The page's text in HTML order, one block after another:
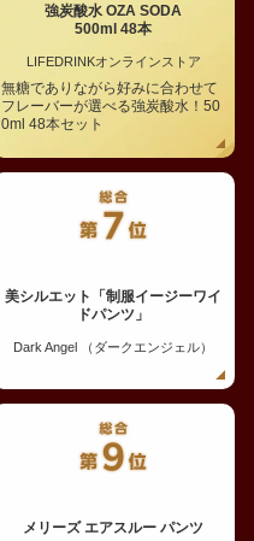
強炭酸水 OZA SODA
500ml 48本
LIFEDRINKオンラインストア
無糖でありながら好みに合わせて
フレーバーが選べる強炭酸水！50
0ml 48本セット
美シルエット「制服イージーワイ
ドパンツ」
Dark Angel （ダークエンジェル）
メリーズ エアスルー パンツ